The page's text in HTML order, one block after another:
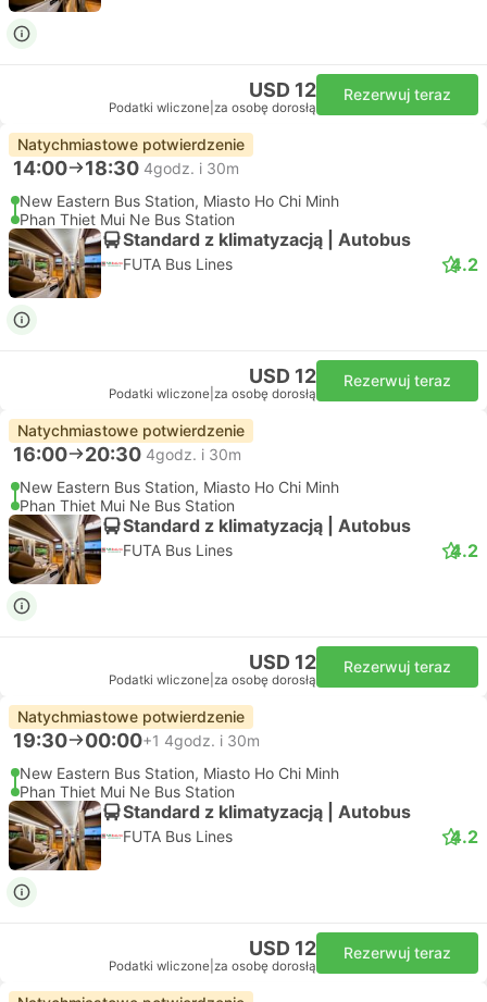
USD 12
Podatki wliczone za osobę dorosłą
Rezerwuj teraz
Natychmiastowe potwierdzenie
14:00 18:30 4godz. i 30m
New Eastern Bus Station, Miasto Ho Chi Minh
Phan Thiet Mui Ne Bus Station
Standard z klimatyzacją | Autobus
FUTA Bus Lines 4.2
USD 12
Podatki wliczone za osobę dorosłą
Rezerwuj teraz
Natychmiastowe potwierdzenie
16:00 20:30 4godz. i 30m
New Eastern Bus Station, Miasto Ho Chi Minh
Phan Thiet Mui Ne Bus Station
Standard z klimatyzacją | Autobus
FUTA Bus Lines 4.2
USD 12
Podatki wliczone za osobę dorosłą
Rezerwuj teraz
Natychmiastowe potwierdzenie
19:30 00:00+1 4godz. i 30m
New Eastern Bus Station, Miasto Ho Chi Minh
Phan Thiet Mui Ne Bus Station
Standard z klimatyzacją | Autobus
FUTA Bus Lines 4.2
USD 12
Podatki wliczone za osobę dorosłą
Rezerwuj teraz